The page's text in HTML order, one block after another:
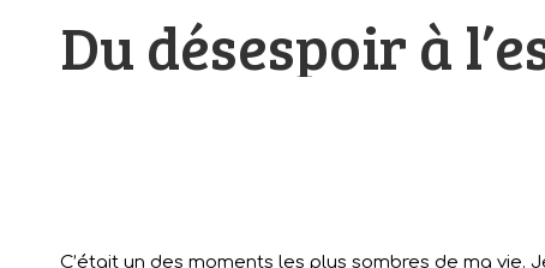
Du désespoir à
C’était un des moments les plus sombres de ma vie.